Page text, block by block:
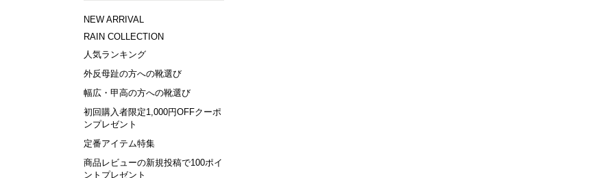
NEW ARRIVAL
RAIN COLLECTION
人気ランキング
外反母趾の方への靴選び
幅広・甲高の方への靴選び
初回購入者限定1,000円OFFクーポ
ンプレゼント
定番アイテム特集
商品レビューの新規投稿で100ポイ
ントプレゼント